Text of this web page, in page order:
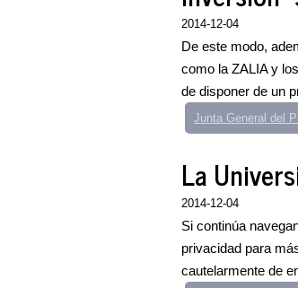
2014-12-04
De este modo,
como la ZALIA y
de disponer de un
Junta General del
La
2014-12-04
Si continúa
privacidad para
cautelarmente de